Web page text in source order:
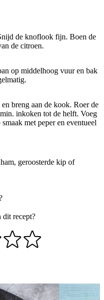
de knoflook fijn. Boen de
de citroen.
op middelhoog vuur en bak
breng aan de kook. Roer de
inkoken tot de helft. Voeg
met peper en eventueel
geroosterde kip of
dit recept?